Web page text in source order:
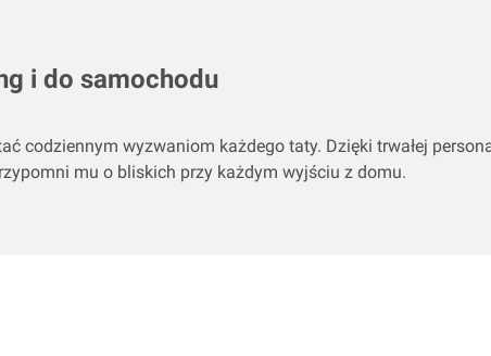
i do samochodu
codziennym wyzwaniom każdego taty. Dzięki trwałej
mu o bliskich przy każdym wyjściu z domu.